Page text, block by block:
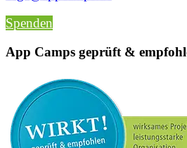
Spenden
App Camps geprüft &